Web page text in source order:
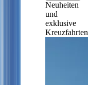
Neuheiten
und
exklusive
Kreuzfahrten